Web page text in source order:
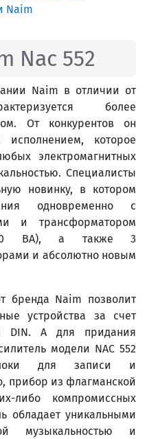
Naim
Nac 552
Naim в отличии от
более
От конкурентов он
исполнением, которое
электромагнитных
Специалисты
новинку, в котором
одновременно с
и трансформатором
ВА), а также 3
и абсолютно новым
бренда Naim позволит
устройства за счет
DIN. А для придания
модели NAC 552
для записи и
прибор из флагманской
либо компромиссных
обладает уникальными
музыкальностью и